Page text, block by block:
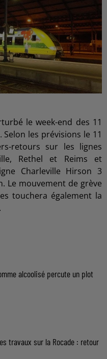
le week-end des 11
les prévisions le 11
retours sur les lignes
Rethel et Reims et
Charleville Hirson 3
Le mouvement de grève
touchera également la
alcoolisé percute un plot
travaux sur la Rocade : retour